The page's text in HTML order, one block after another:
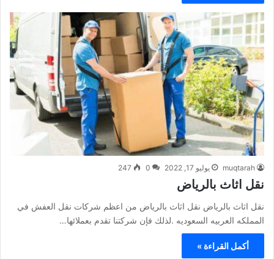
muqtarah يوليو 17, 2022 0
247
نقل اثاث بالرياض
نقل اثاث بالرياض نقل اثاث بالرياض من اعظم شركات نقل العفش في
المملكه العربيه السعوديه .لذلك فإن شركتنا تقدم بعملائها…
أكمل القراءة »